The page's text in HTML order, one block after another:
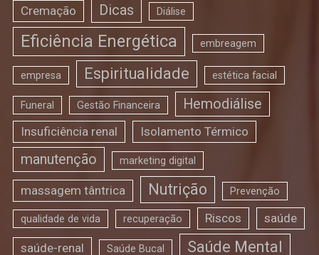
Cremação Dicas Diálise
Eficiência Energética embreagem
empresa Espiritualidade estética facial
Funeral Gestão Financeira Hemodiálise
Insuficiência renal Isolamento Térmico
manutenção marketing digital
massagem tântrica Nutrição Prevenção
qualidade de vida recuperação Riscos saúde
saúde-renal Saúde Bucal Saúde Mental